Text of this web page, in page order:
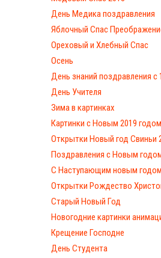
День Медика поздравления
Яблочный Спас
Ореховый и Хлебный Спас
Осень
День знаний поздравления с
День Учителя
Зима в картинках
Картинки с Новым 2019 годом
Открытки Новый год Свиньи
Поздравления с Новым
С Наступающим новым годом
Открытки Рождество
Старый Новый Год
Новогодние картинки
Крещение Господне
День Студента